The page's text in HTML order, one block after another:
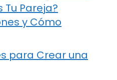
Tu Pareja?
y Cómo
para Crear una